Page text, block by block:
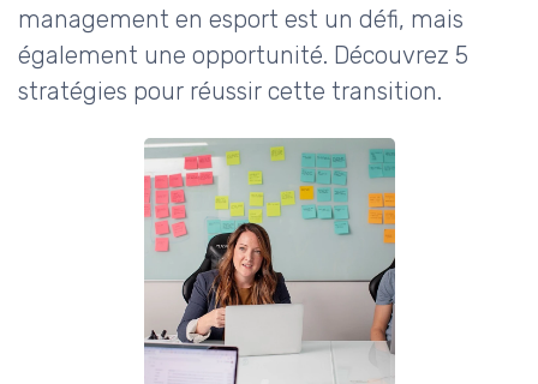
management en esport est un défi, mais
également une opportunité. Découvrez 5
stratégies pour réussir cette transition.